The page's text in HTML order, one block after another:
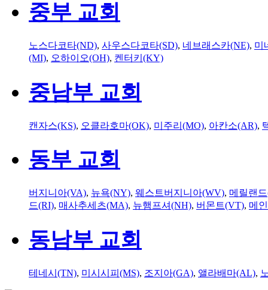
중부 교회
노스다코타(ND), 사우스다코타(SD), 네브래스카(NE), 미
(MI), 오하이오(OH), 켄터키(KY)
중남부 교회
캔자스(KS), 오클라호마(OK), 미주리(MO), 아칸소(AR),
동부 교회
버지니아(VA), 뉴욕(NY), 웨스트버지니아(WV), 메릴랜
드(RI), 매사추세츠(MA), 뉴햄프셔(NH), 버몬트(VT), 메
동남부 교회
테네시(TN), 미시시피(MS), 조지아(GA), 앨라배마(AL),